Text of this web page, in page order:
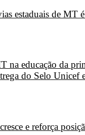
estaduais de MT
na educação da
do Selo Unicef
e reforça